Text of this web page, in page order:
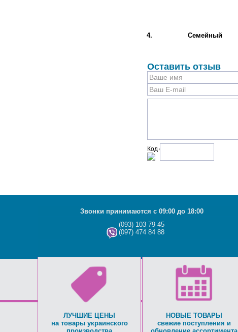
4. Семейный
Оставить отзыв
Код с рисунка:
Звонки принимаются с 09:00 до 18:00
(093) 103 79 45
(097) 474 84 88
ЛУЧШИЕ ЦЕНЫ
на товары украинского
НОВЫЕ ТОВАРЫ
свежие поступления и